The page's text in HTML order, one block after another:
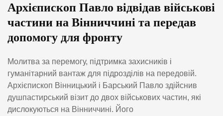
Архієпископ Павло відвідав військові
частини на Вінниччині та передав
допомогу для фронту
Молитва за перемогу, підтримка захисників і
гуманітарний вантаж для підрозділів на передовій.
Архієпископ Вінницький і Барський Павло здійснив
душпастирський візит до двох військових частин, які
дислокуються на Вінниччині. Його